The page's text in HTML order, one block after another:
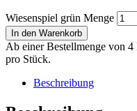
Wiesenspiel grün Menge
In den Warenkorb
Ab einer Bestellmenge von
pro Stück.
Beschreibung